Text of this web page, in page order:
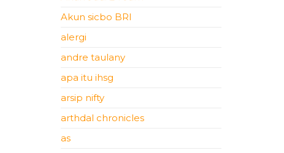
Akun sicbo BRI
alergi
andre taulany
apa itu ihsg
arsip nifty
arthdal chronicles
as